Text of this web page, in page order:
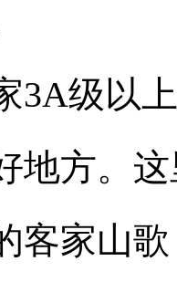
级以上
地方。
客家山